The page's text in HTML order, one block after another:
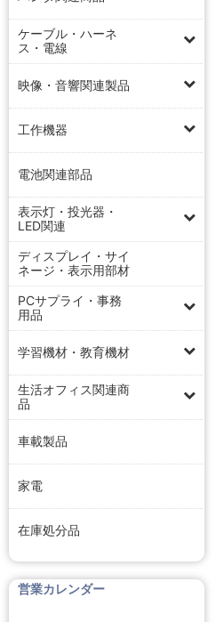
ケーブル・ハーネ
ス・電線
映像・音響関連製品
工作機器
電池関連部品
表示灯・投光器・
LED関連
ディスプレイ・サイ
ネージ・表示用部材
PCサプライ・事務
用品
学習機材・教育機材
生活オフィス関連商
品
車載製品
家電
在庫処分品
営業カレンダー